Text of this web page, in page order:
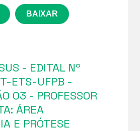
- EDITAL Nº
ETS-UFPB -
03 - PROFESSOR
ÁREA
E PRÓTESE